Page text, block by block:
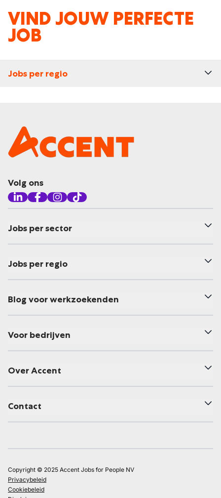
VIND JOUW PERFECTE
JOB
Jobs per regio
Volg ons
Jobs per sector
Jobs per regio
Blog voor werkzoekenden
Voor bedrijven
Over Accent
Contact
Copyright © 2025 Accent Jobs for People NV
Privacybeleid
Cookiebeleid